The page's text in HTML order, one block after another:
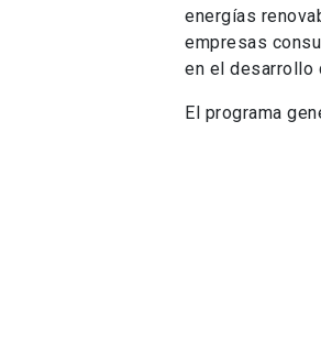
energías
empresas
en el desarrollo
El programa